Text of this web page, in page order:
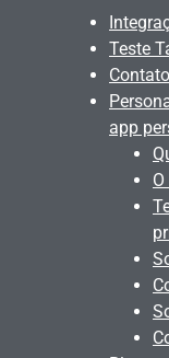
Teste
Contato
app